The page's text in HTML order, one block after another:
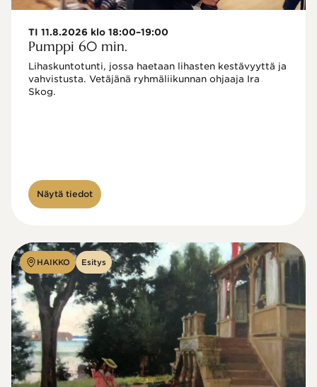
TI 11.8.2026 klo 18:00–19:00
Pumppi 60 min.
Lihaskuntotunti, jossa haetaan lihasten kestävyyttä ja
vahvistusta. Vetäjänä ryhmäliikunnan ohjaaja Ira
Skog.
Näytä tiedot
HAIKKO Esitys